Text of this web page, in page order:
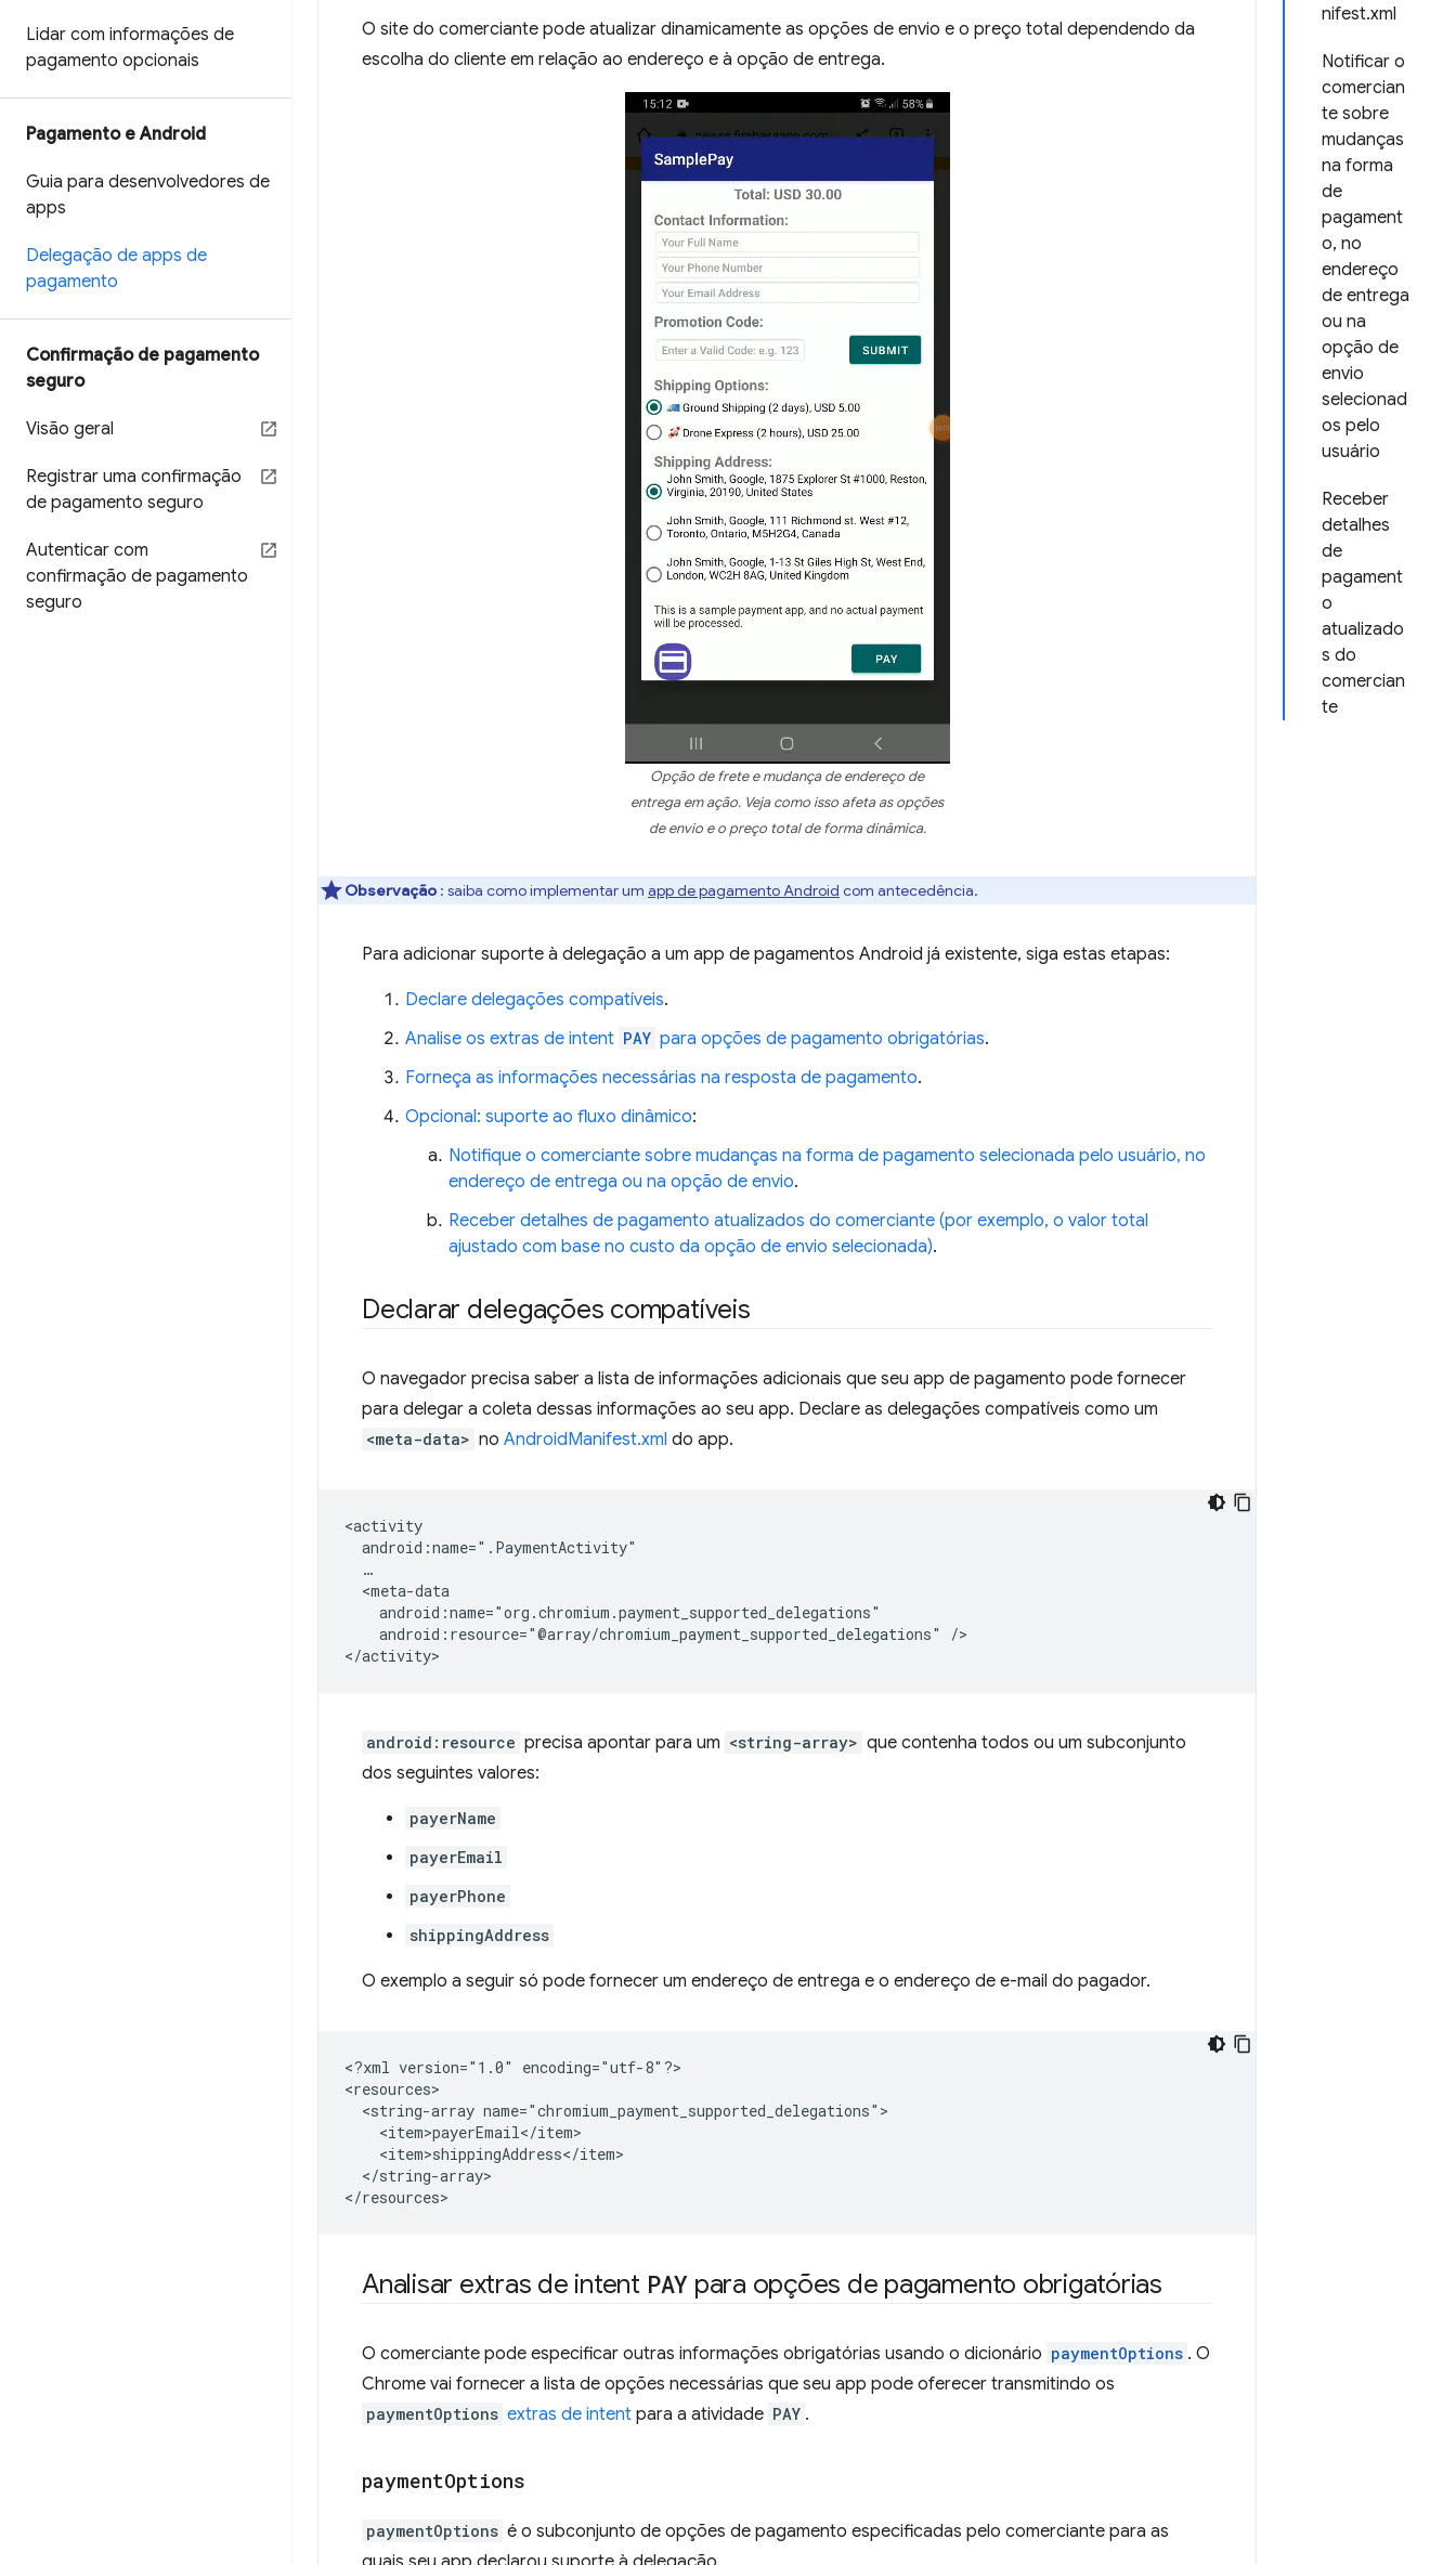
Lidar com informações de
pagamento opcionais
Pagamento e Android
Guia para desenvolvedores de
apps
Delegação de apps de
pagamento
Confirmação de pagamento
seguro
Visão geral
Registrar uma confirmação
de pagamento seguro
Autenticar com
confirmação de pagamento
seguro
nifest.xml
Notificar o
comercian
te sobre
mudanças
na forma
de
pagament
o, no
endereço
de entrega
ou na
opção de
envio
selecionad
os pelo
usuário
Receber
detalhes
de
pagament
o
atualizado
s do
comercian
te
O site do comerciante pode atualizar dinamicamente as opções de envio e o preço total dependendo da
escolha do cliente em relação ao endereço e à opção de entrega.
Opção de frete e mudança de endereço de
entrega em ação. Veja como isso afeta as opções
de envio e o preço total de forma dinâmica.
Observação : saiba como implementar um app de pagamento Android com antecedência.
Para adicionar suporte à delegação a um app de pagamentos Android já existente, siga estas etapas:
Declare delegações compatíveis.
Analise os extras de intent PAY para opções de pagamento obrigatórias.
Forneça as informações necessárias na resposta de pagamento.
Opcional: suporte ao fluxo dinâmico:
Notifique o comerciante sobre mudanças na forma de pagamento selecionada pelo usuário, no
endereço de entrega ou na opção de envio.
Receber detalhes de pagamento atualizados do comerciante (por exemplo, o valor total
ajustado com base no custo da opção de envio selecionada).
Declarar delegações compatíveis
O navegador precisa saber a lista de informações adicionais que seu app de pagamento pode fornecer
para delegar a coleta dessas informações ao seu app. Declare as delegações compatíveis como um
<meta-data> no AndroidManifest.xml do app.
android:resource="@array/chromium_payment_supported_delegations"
/>
android:resource precisa apontar para um <string-array> que contenha todos ou um subconjunto
dos seguintes valores:
payerName
payerEmail
payerPhone
shippingAddress
O exemplo a seguir só pode fornecer um endereço de entrega e o endereço de e-mail do pagador.
<?xml version="1.0"
encoding="utf-8"?>
<string-array
</string-array>
Analisar extras de intent PAY para opções de pagamento obrigatórias
O comerciante pode especificar outras informações obrigatórias usando o dicionário paymentOptions . O
Chrome vai fornecer a lista de opções necessárias que seu app pode oferecer transmitindo os
paymentOptions extras de intent para a atividade PAY .
paymentOptions
paymentOptions é o subconjunto de opções de pagamento especificadas pelo comerciante para as